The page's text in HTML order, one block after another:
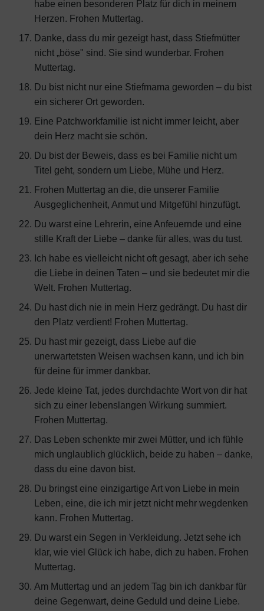
habe einen besonderen Platz für dich in meinem
Herzen. Frohen Muttertag.
Danke, dass du mir gezeigt hast, dass Stiefmütter
nicht „böse" sind. Sie sind wunderbar. Frohen
Muttertag.
Du bist nicht nur eine Stiefmama geworden – du bist
ein sicherer Ort geworden.
Eine Patchworkfamilie ist nicht immer leicht, aber
dein Herz macht sie schön.
Du bist der Beweis, dass es bei Familie nicht um
Titel geht, sondern um Liebe, Mühe und Herz.
Frohen Muttertag an die, die unserer Familie
Ausgeglichenheit, Anmut und Mitgefühl hinzufügt.
Du warst eine Lehrerin, eine Anfeuernde und eine
stille Kraft der Liebe – danke für alles, was du tust.
Ich habe es vielleicht nicht oft gesagt, aber ich sehe
die Liebe in deinen Taten – und sie bedeutet mir die
Welt. Frohen Muttertag.
Du hast dich nie in mein Herz gedrängt. Du hast dir
den Platz verdient! Frohen Muttertag.
Du hast mir gezeigt, dass Liebe auf die
unerwartetsten Weisen wachsen kann, und ich bin
für deine für immer dankbar.
Jede kleine Tat, jedes durchdachte Wort von dir hat
sich zu einer lebenslangen Wirkung summiert.
Frohen Muttertag.
Das Leben schenkte mir zwei Mütter, und ich fühle
mich unglaublich glücklich, beide zu haben – danke,
dass du eine davon bist.
Du bringst eine einzigartige Art von Liebe in mein
Leben, eine, die ich mir jetzt nicht mehr wegdenken
kann. Frohen Muttertag.
Du warst ein Segen in Verkleidung. Jetzt sehe ich
klar, wie viel Glück ich habe, dich zu haben. Frohen
Muttertag.
Am Muttertag und an jedem Tag bin ich dankbar für
deine Gegenwart, deine Geduld und deine Liebe.